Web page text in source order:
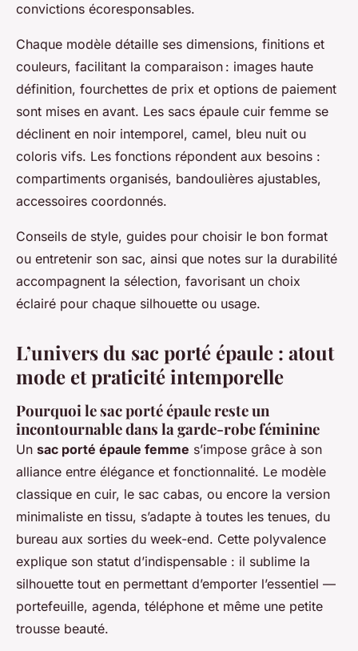
convictions écoresponsables.
Chaque modèle détaille ses dimensions, finitions et
couleurs, facilitant la comparaison : images haute
définition, fourchettes de prix et options de paiement
sont mises en avant. Les sacs épaule cuir femme se
déclinent en noir intemporel, camel, bleu nuit ou
coloris vifs. Les fonctions répondent aux besoins :
compartiments organisés, bandoulières ajustables,
accessoires coordonnés.
Conseils de style, guides pour choisir le bon format
ou entretenir son sac, ainsi que notes sur la durabilité
accompagnent la sélection, favorisant un choix
éclairé pour chaque silhouette ou usage.
L’univers du sac porté épaule : atout
mode et praticité intemporelle
Pourquoi le sac porté épaule reste un
incontournable dans la garde-robe féminine
Un sac porté épaule femme s’impose grâce à son
alliance entre élégance et fonctionnalité. Le modèle
classique en cuir, le sac cabas, ou encore la version
minimaliste en tissu, s’adapte à toutes les tenues, du
bureau aux sorties du week-end. Cette polyvalence
explique son statut d’indispensable : il sublime la
silhouette tout en permettant d’emporter l’essentiel —
portefeuille, agenda, téléphone et même une petite
trousse beauté.